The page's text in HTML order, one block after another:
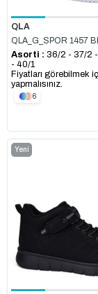
QLA
Asorti : 36/2 - 37/2
- 40/1
Fiyatları görebilmek
yapmalısınız.
6
Yeni